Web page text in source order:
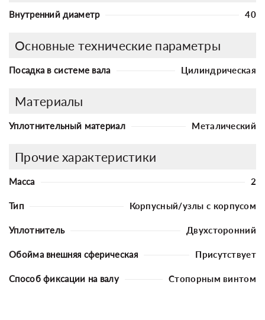
Внутренний диаметр 40
Основные технические параметры
Посадка в системе вала Цилиндрическая
Материалы
Уплотнительный материал Металический
Прочие характеристики
Масса 2
Тип Корпусный/узлы с корпусом
Уплотнитель Двухсторонний
Обойма внешняя сферическая Присутствует
Способ фиксации на валу Стопорным винтом